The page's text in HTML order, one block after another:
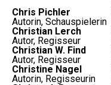
Chris Pichler
Autorin, Schauspielerin
Christian Lerch
Autor, Regisseur
Christian W. Find
Autor, Regisseur
Christine Nagel
Autorin, Regisseurin